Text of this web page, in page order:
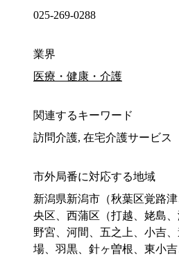
025-269-0288
業界
医療・健康・介護
関連するキーワード
訪問介護, 在宅介護サービス
市外局番に対応する地域
新潟県新潟市（秋葉区覚路
央区、西蒲区（打越、姥島
野宮、河間、五之上、小吉
場、羽黒、針ヶ曽根、東小